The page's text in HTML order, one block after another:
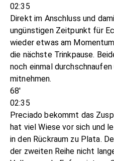
02:35
Direkt im Anschluss und
ungünstigen Zeitpunkt für
wieder etwas am
die nächste Trinkpause.
noch einmal
mitnehmen.
68'
02:35
Preciado bekommt das
hat viel Wiese vor sich und
in den Rückraum zu Plata.
der zweiten Reihe nicht